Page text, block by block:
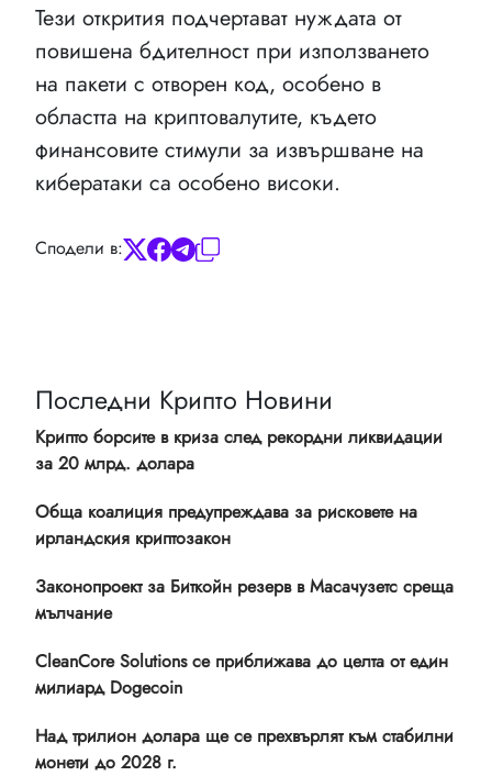
Тези открития подчертават нуждата от
повишена бдителност при използването
на пакети с отворен код, особено в
областта на криптовалутите, където
финансовите стимули за извършване на
кибератаки са особено високи.
Сподели в:
Последни Крипто Новини
Крипто борсите в криза след рекордни ликвидации
за 20 млрд. долара
Обща коалиция предупреждава за рисковете на
ирландския криптозакон
Законопроект за Биткойн резерв в Масачузетс среща
мълчание
CleanCore Solutions се приближава до целта от един
милиард Dogecoin
Над трилион долара ще се прехвърлят към стабилни
монети до 2028 г.